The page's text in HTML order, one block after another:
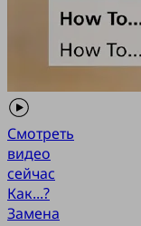
Смотреть
видео
сейчас
Как...?
Замена